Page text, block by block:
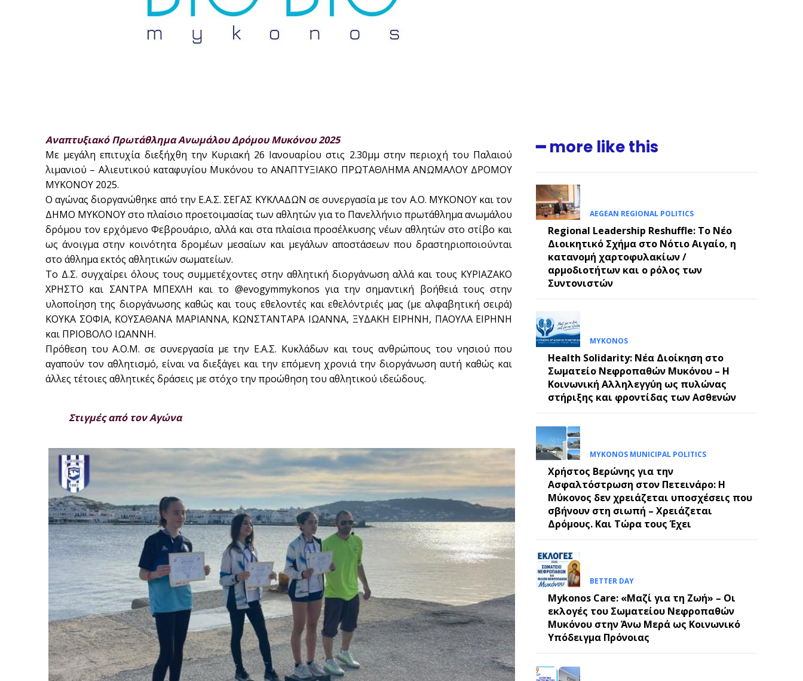
Don't miss out!
Sing up for our newsletter to stay in the loop.
SUBSCRIBE
Αναπτυξιακό Πρωτάθλημα Ανωμάλου Δρόμου Μυκόνου 2025
Με μεγάλη επιτυχία διεξήχθη την Κυριακή 26 Ιανουαρίου στις 2.30μμ στην περιοχή του Παλαιού
λιμανιού – Αλιευτικού καταφυγίου Μυκόνου το ΑΝΑΠΤΥΞΙΑΚΟ ΠΡΩΤΑΘΛΗΜΑ ΑΝΩΜΑΛΟΥ ΔΡΟΜΟΥ
ΜΥΚΟΝΟΥ 2025.
Ο αγώνας διοργανώθηκε από την Ε.Α.Σ. ΣΕΓΑΣ ΚΥΚΛΑΔΩΝ σε συνεργασία με τον Α.Ο. ΜΥΚΟΝΟΥ και τον
ΔΗΜΟ ΜΥΚΟΝΟΥ στο πλαίσιο προετοιμασίας των αθλητών για το Πανελλήνιο πρωτάθλημα ανωμάλου
δρόμου τον ερχόμενο Φεβρουάριο, αλλά και στα πλαίσιαπροσέλκυσης νέων αθλητών στο στίβο και
ως άνοιγμα στην κοινότητα δρομέων μεσαίων και μεγάλων αποστάσεων που δραστηριοποιούνται
στο άθλημα εκτός αθλητικών σωματείων.
Το Δ.Σ. συγχαίρει όλους τους συμμετέχοντες στην αθλητική διοργάνωση αλλά και τους ΚΥΡΙΑΖΑΚΟ
ΧΡΗΣΤΟ και ΣΑΝΤΡΑ ΜΠΕΧΛΗ και το @evogymmykonos για την σημαντική βοήθειά τους στην
υλοποίηση της διοργάνωσης καθώς και τους εθελοντές και εθελόντριές μας (με αλφαβητική σειρά)
ΚΟΥΚΑ ΣΟΦΙΑ, ΚΟΥΣΑΘΑΝΑ ΜΑΡΙΑΝΝΑ, ΚΩΝΣΤΑΝΤΑΡΑ ΙΩΑΝΝΑ, ΞΥΔΑΚΗ ΕΙΡΗΝΗ, ΠΑΟΥΛΑ ΕΙΡΗΝΗ
και ΠΡΙΟΒΟΛΟ ΙΩΑΝΝΗ.
Πρόθεση του Α.Ο.Μ. σε συνεργασία με την Ε.Α.Σ. Κυκλάδων και τους ανθρώπους του νησιού που
αγαπούν τον αθλητισμό, είναι να διεξάγει και την επόμενη χρονιά την διοργάνωση αυτή καθώς και
άλλες τέτοιες αθλητικές δράσεις με στόχο την προώθηση του αθλητικού ιδεώδους.
Στιγμές από τον Αγώνα
━ more like this
AEGEAN REGIONAL POLITICS
Regional Leadership Reshuffle: Το Νέο
Διοικητικό Σχήμα στο Νότιο Αιγαίο, η
κατανομή χαρτοφυλακίων /
αρμοδιοτήτων και ο ρόλος των
Συντονιστών
MYKONOS
Health Solidarity: Νέα Διοίκηση στο
Σωματείο Νεφροπαθών Μυκόνου – Η
Κοινωνική Αλληλεγγύη ως πυλώνας
στήριξης και φροντίδας των Ασθενών
MYKONOS MUNICIPAL POLITICS
Χρήστος Βερώνης για την
Ασφαλτόστρωση στον Πετεινάρο: Η
Μύκονος δεν χρειάζεται υποσχέσεις που
σβήνουν στη σιωπή – Χρειάζεται
Δρόμους. Και Τώρα τους Έχει
BETTER DAY
Mykonos Care: «Μαζί για τη Ζωή» – Οι
εκλογές του Σωματείου Νεφροπαθών
Μυκόνου στην Άνω Μερά ως Κοινωνικό
Υπόδειγμα Πρόνοιας